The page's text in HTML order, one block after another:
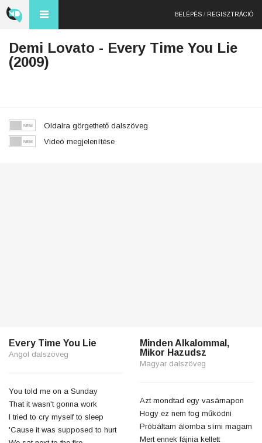
BELÉPÉS / REGISZTRÁCIÓ
Demi Lovato - Every Time You Lie
(2009)
Oldalra görgethető dalszöveg
Videó megjelenítése
Every Time You Lie
Angol dalszöveg
You told me on a Sunday
That it wasn't gonna work
I tried to cry myself to sleep
'Cause it was supposed to hurt
Minden Alkalommal,
Mikor Hazudsz
Magyar dalszöveg
Azt mondtad egy vasárnapon
Hogy ez nem fog működni
Próbáltam álomba sírni magam
Mert ennek fájnia kellett